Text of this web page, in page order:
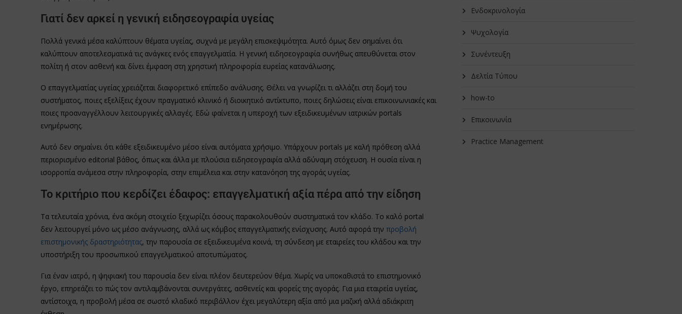
Γιατί δεν αρκεί η γενική ειδησεογραφία υγείας
Πολλά γενικά μέσα καλύπτουν θέματα υγείας, συχνά με μεγάλη επισκεψιμότητα. Αυτό όμως δεν σημαίνει ότι
καλύπτουν αποτελεσματικά τις ανάγκες ενός επαγγελματία. Η γενική ειδησεογραφία συνήθως απευθύνεται στον
πολίτη ή στον ασθενή και δίνει έμφαση στη χρηστική πληροφορία ευρείας κατανάλωσης.
Ο επαγγελματίας υγείας χρειάζεται διαφορετικό επίπεδο ανάλυσης. Θέλει να γνωρίζει τι αλλάζει στη δομή του
συστήματος, ποιες εξελίξεις έχουν πραγματικό κλινικό ή διοικητικό αντίκτυπο, ποιες δηλώσεις είναι επικοινωνιακές και
ποιες προαναγγέλλουν λειτουργικές αλλαγές. Εδώ φαίνεται η υπεροχή των εξειδικευμένων ιατρικών portals
ενημέρωσης.
Αυτό δεν σημαίνει ότι κάθε εξειδικευμένο μέσο είναι αυτόματα χρήσιμο. Υπάρχουν portals με καλή πρόθεση αλλά
περιορισμένο editorial βάθος, όπως και άλλα με πλούσια ειδησεογραφία αλλά αδύναμη στόχευση. Η ουσία είναι η
ισορροπία ανάμεσα στην πληροφορία, στην επιμέλεια και στην κατανόηση της αγοράς υγείας.
Το κριτήριο που κερδίζει έδαφος: επαγγελματική αξία πέρα από την είδηση
Τα τελευταία χρόνια, ένα ακόμη στοιχείο ξεχωρίζει όσους παρακολουθούν συστηματικά τον κλάδο. Το καλό portal
δεν λειτουργεί μόνο ως μέσο ανάγνωσης, αλλά ως κόμβος επαγγελματικής ενίσχυσης. Αυτό αφορά την προβολή
επιστημονικής δραστηριότητας, την παρουσία σε εξειδικευμένα κοινά, τη σύνδεση με εταιρείες του κλάδου και την
υποστήριξη του προσωπικού επαγγελματικού αποτυπώματος.
Για έναν ιατρό, η ψηφιακή του παρουσία δεν είναι πλέον δευτερεύον θέμα. Χωρίς να υποκαθιστά το επιστημονικό
έργο, επηρεάζει το πώς τον αντιλαμβάνονται συνεργάτες, ασθενείς και φορείς της αγοράς. Για μια εταιρεία υγείας,
αντίστοιχα, η προβολή μέσα σε σωστό κλαδικό περιβάλλον έχει μεγαλύτερη αξία από μια μαζική αλλά αδιάκριτη
Ενδοκρινολογία
Ψυχολογία
Συνέντευξη
Δελτία Τύπου
how-to
Επικοινωνία
Practice Management